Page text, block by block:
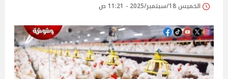
الخميس 18/سبتمبر/2025 - 11:21 ص